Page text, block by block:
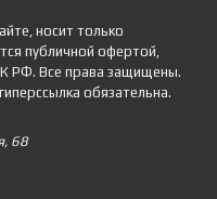
носит только
публичной офертой,
РФ. Все права защищены.
обязательна.
68